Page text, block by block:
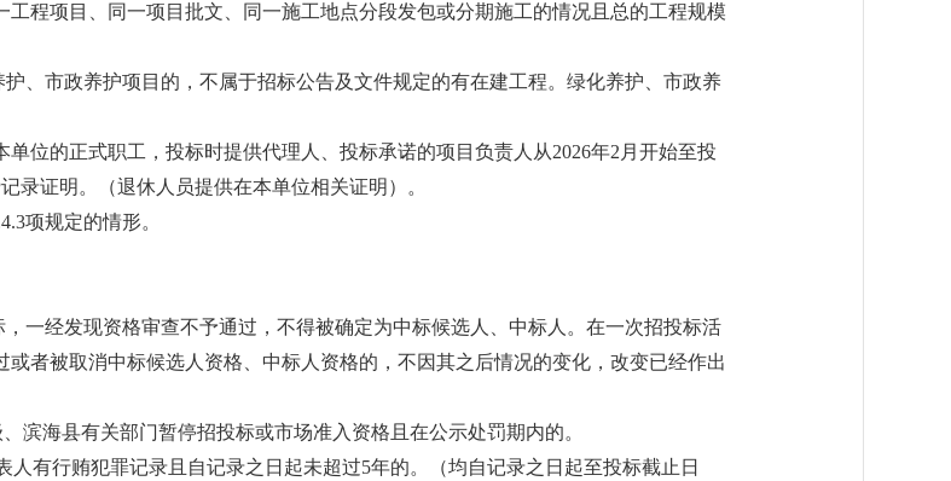
程项目、同一项目批文、同一施工地点分段发包或分期施工的情况且总的工程规模
、市政养护项目的，不属于招标公告及文件规定的有在建工程。绿化养护、市政养
位的正式职工，投标时提供代理人、投标承诺的项目负责人从2026年2月开始至投
录证明。（退休人员提供在本单位相关证明）。
项规定的情形。
一经发现资格审查不予通过，不得被确定为中标候选人、中标人。在一次招投标活
者被取消中标候选人资格、中标人资格的，不因其之后情况的变化，改变已经作出
滨海县有关部门暂停招投标或市场准入资格且在公示处罚期内的。
有行贿犯罪记录且自记录之日起未超过5年的。（均自记录之日起至投标截止日